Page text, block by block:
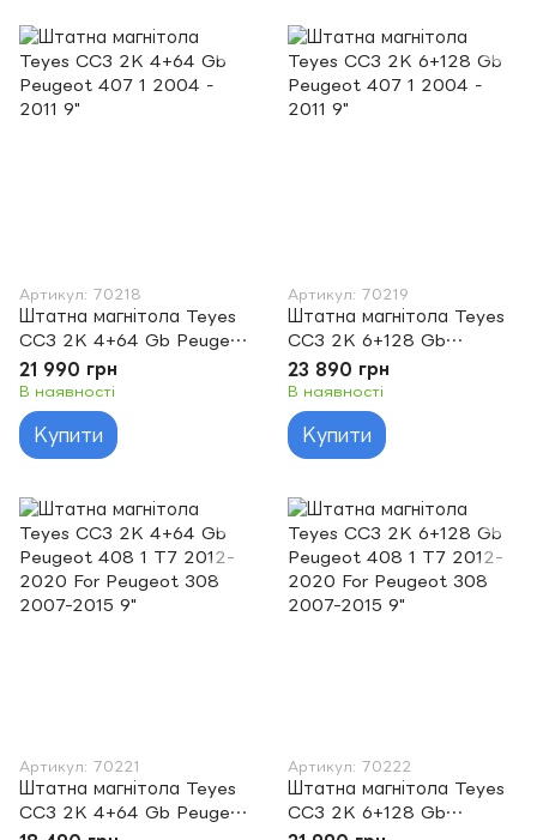
Артикул: 70218
Штатна магнітола Teyes
CC3 2K 4+64 Gb Peugeot
407 1 2004 - 2011 9"
21 990 грн
В наявності
Купити
Артикул: 70219
Штатна магнітола Teyes
CC3 2K 6+128 Gb
Peugeot 407 1 2004 -
2011 9"
23 890 грн
В наявності
Купити
Артикул: 70221
Штатна магнітола Teyes
CC3 2K 4+64 Gb Peugeot
408 1 T7 2012-2020 For
Артикул: 70222
Штатна магнітола Teyes
CC3 2K 6+128 Gb
Peugeot 408 1 T7 2012-